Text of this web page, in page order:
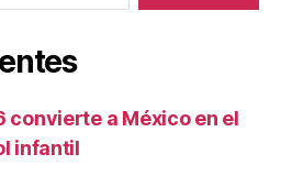
convierte a México en el
infantil